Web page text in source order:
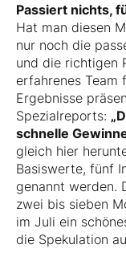
Passiert nichts,
Hat man diesen
nur noch die
und die richtigen
erfahrenes Team
Ergebnisse
Spezialreports:
schnelle
gleich hier
Basiswerte, fünf
genannt werden.
zwei bis sieben
im Juli ein
die Spekulation